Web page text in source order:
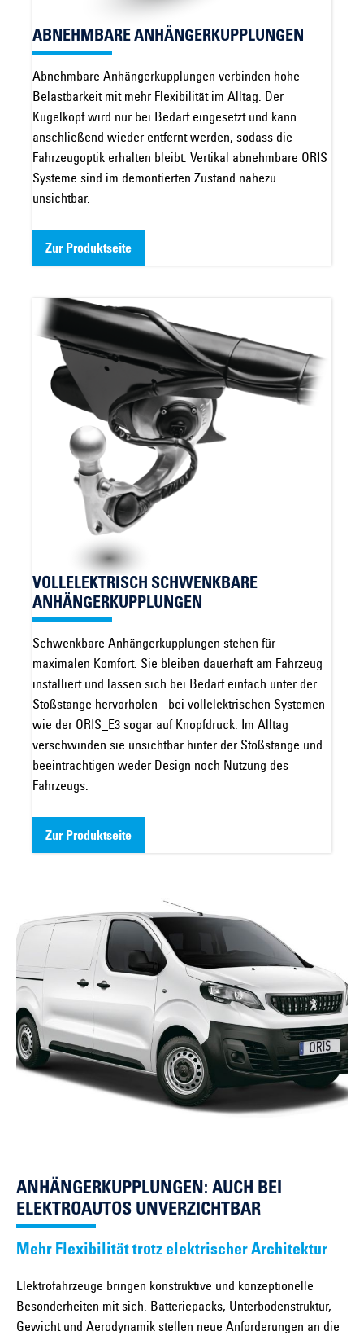
ABNEHMBARE ANHÄNGERKUPPLUNGEN
Abnehmbare Anhängerkupplungen verbinden hohe
Belastbarkeit mit mehr Flexibilität im Alltag. Der
Kugelkopf wird nur bei Bedarf eingesetzt und kann
anschließend wieder entfernt werden, sodass die
Fahrzeugoptik erhalten bleibt. Vertikal abnehmbare ORIS
Systeme sind im demontierten Zustand nahezu
unsichtbar.
Zur Produktseite
VOLLELEKTRISCH SCHWENKBARE
ANHÄNGERKUPPLUNGEN
Schwenkbare Anhängerkupplungen stehen für
maximalen Komfort. Sie bleiben dauerhaft am Fahrzeug
installiert und lassen sich bei Bedarf einfach unter der
Stoßstange hervorholen - bei vollelektrischen Systemen
wie der ORIS_E3 sogar auf Knopfdruck. Im Alltag
verschwinden sie unsichtbar hinter der Stoßstange und
beeinträchtigen weder Design noch Nutzung des
Fahrzeugs.
Zur Produktseite
ANHÄNGERKUPPLUNGEN: AUCH BEI
ELEKTROAUTOS UNVERZICHTBAR
Mehr Flexibilität trotz elektrischer Architektur
Elektrofahrzeuge bringen konstruktive und konzeptionelle
Besonderheiten mit sich. Batteriepacks, Unterbodenstruktur,
Gewicht und Aerodynamik stellen neue Anforderungen an die